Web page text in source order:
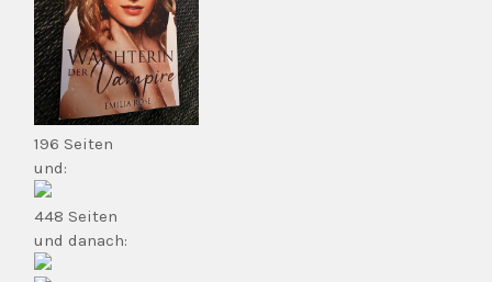
196 Seiten
und:
448 Seiten
und danach: